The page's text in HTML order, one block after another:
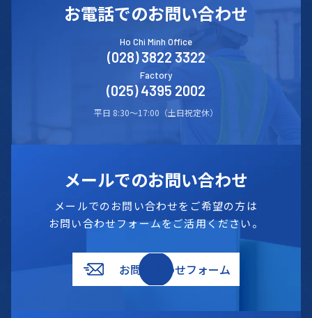
お電話でのお問い合わせ
Ho Chi Minh Office
(028) 3822 3322
Factory
(025) 4395 2002
平日 8:30〜17:00（土日祝定休）
メールでのお問い合わせ
メールでのお問い合わせをご希望の方は
お問い合わせフォームをご活用ください。
お問い合わせフォーム